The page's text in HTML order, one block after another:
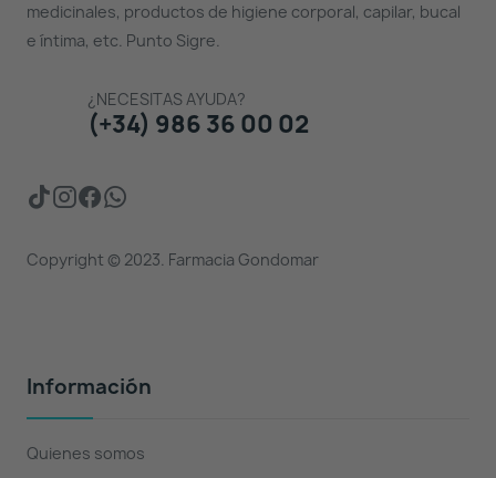
medicinales, productos de higiene corporal, capilar, bucal
e íntima, etc. Punto Sigre.
¿NECESITAS AYUDA?
(+34) 986 36 00 02
Copyright © 2023. Farmacia Gondomar
Información
Quienes somos